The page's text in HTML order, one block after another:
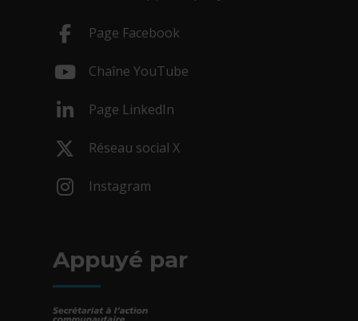
Page Facebook
Chaîne YouTube
Page LinkedIn
Réseau social X
Instagram
Appuyé par